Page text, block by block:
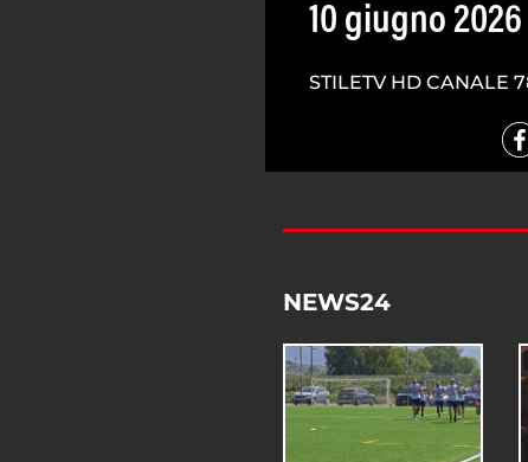
10 giugno 2026
STILETV HD CANALE
NEWS24